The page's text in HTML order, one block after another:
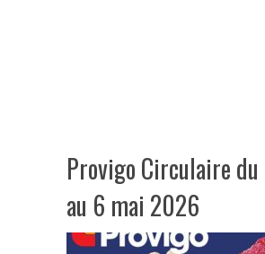
Provigo Circulaire
au 6 mai 2026